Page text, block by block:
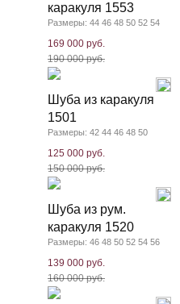
каракуля 1553
Размеры: 44 46 48 50 52 54
169 000 руб.
190 000 руб.
Шуба из каракуля
1501
Размеры: 42 44 46 48 50
125 000 руб.
150 000 руб.
Шуба из рум.
каракуля 1520
Размеры: 46 48 50 52 54 56
139 000 руб.
160 000 руб.